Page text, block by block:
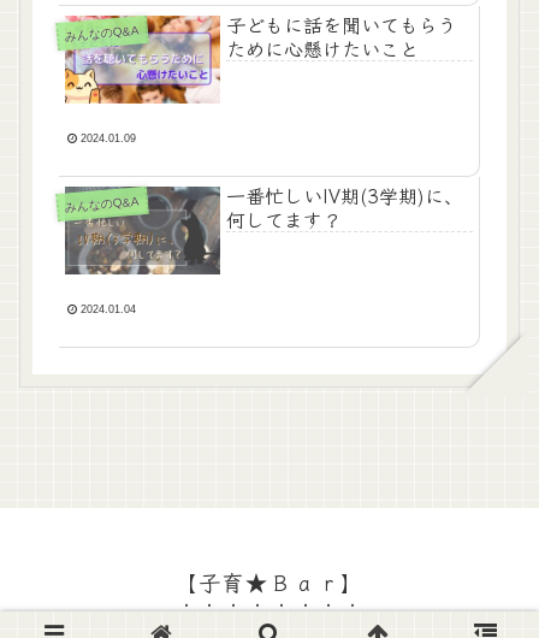
みんなのQ&A
子どもに話を聞いてもらう
ために心懸けたいこと
2024.01.09
みんなのQ&A
一番忙しいIV期(3学期)に、
何してます？
2024.01.04
【子育★Ｂａｒ】